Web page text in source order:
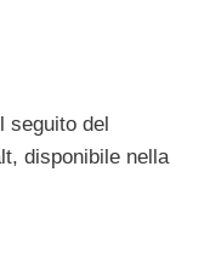
seguito del
disponibile nella